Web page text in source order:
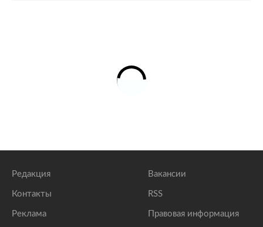
Редакция
Контакты
Реклама
Вакансии
RSS
Правовая информация